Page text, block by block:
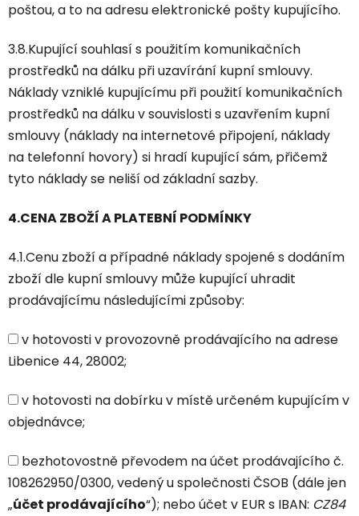
poštou, a to na adresu elektronické pošty kupujícího.
3.8.Kupující souhlasí s použitím komunikačních
prostředků na dálku při uzavírání kupní smlouvy.
Náklady vzniklé kupujícímu při použití komunikačních
prostředků na dálku v souvislosti s uzavřením kupní
smlouvy (náklady na internetové připojení, náklady
na telefonní hovory) si hradí kupující sám, přičemž
tyto náklady se neliší od základní sazby.
4.CENA ZBOŽÍ A PLATEBNÍ PODMÍNKY
4.1.Cenu zboží a případné náklady spojené s dodáním
zboží dle kupní smlouvy může kupující uhradit
prodávajícímu následujícími způsoby:
v hotovosti v provozovně prodávajícího na adrese
Libenice 44, 28002;
v hotovosti na dobírku v místě určeném kupujícím v
objednávce;
bezhotovostně převodem na účet prodávajícího č.
108262950/0300, vedený u společnosti ČSOB (dále jen
„účet prodávajícího“); nebo účet v EUR s IBAN: CZ84